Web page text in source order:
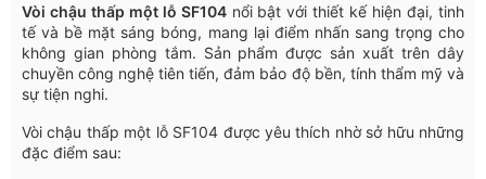
Vòi chậu thấp một lỗ SF104nổi bật với thiết kế hiện đại, tinh
tế và bề mặt sáng bóng, mang lại điểm nhấn sang trọng cho
không gian phòng tắm. Sản phẩm được sản xuất trên dây
chuyền công nghệ tiên tiến, đảm bảo độ bền, tính thẩm mỹ và
sự tiện nghi.
Vòi chậu thấp một lỗ SF104 được yêu thích nhờ sở hữu những
đặc điểm sau: